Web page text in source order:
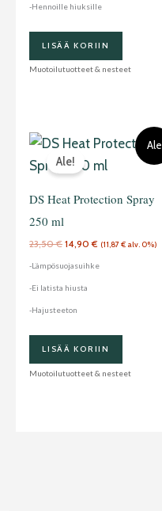
-Hennoille hiuksille
LISÄÄ KORIIN
Muotoilutuotteet & nesteet
Ale
Ale!
DS Heat Protection Spray
250 ml
23,50€
Alkuperäinen
hinta
oli:
23,50 €.
14,90€
Nykyinen
hinta
on:
14,90 €.
(11,87€ alv. 0%)
-Lämpösuojasuihke
-Ei latista hiusta
-Hajusteeton
LISÄÄ KORIIN
Muotoilutuotteet & nesteet